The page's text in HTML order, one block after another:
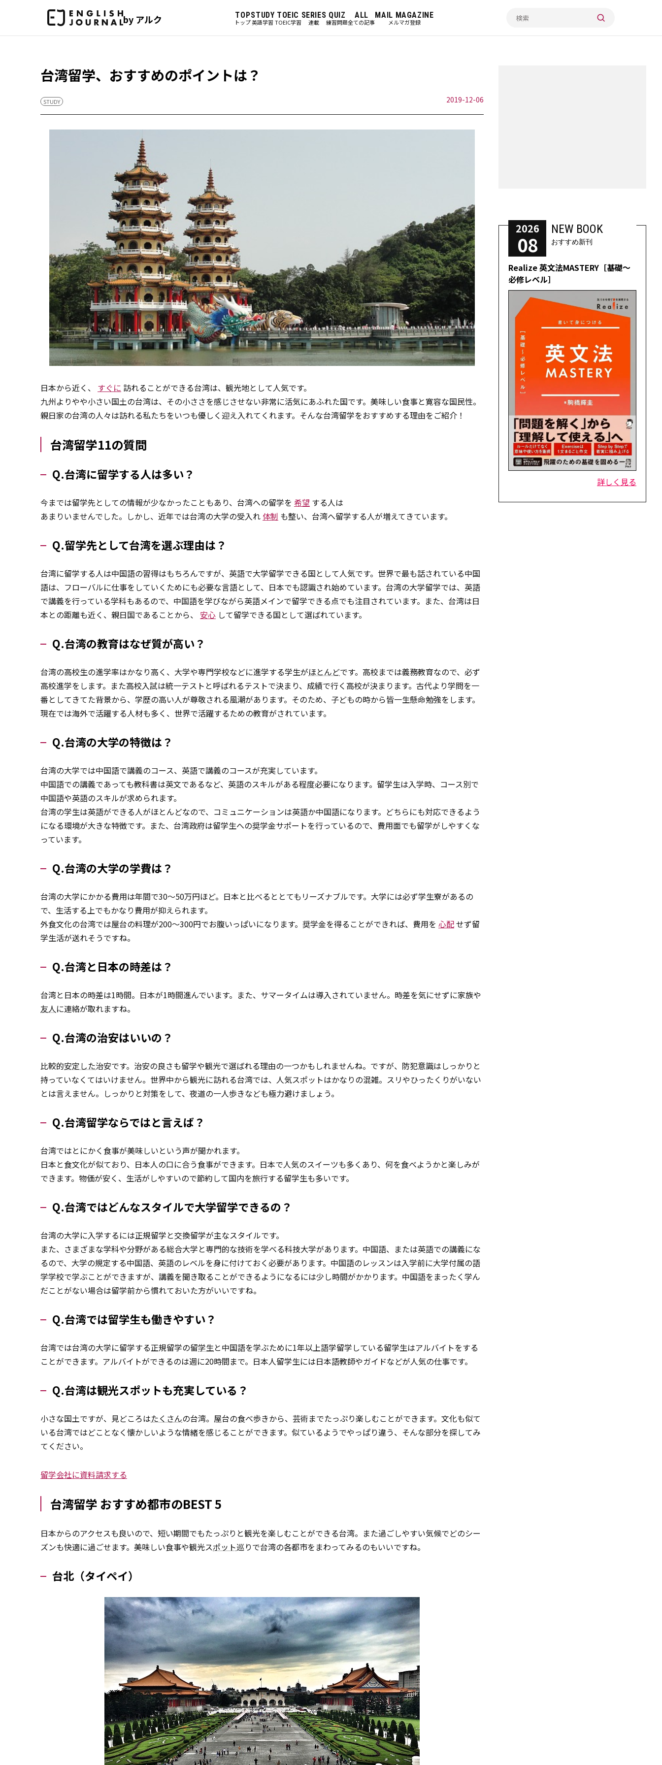
by アルク TOP
トップ
STUDY
英語学習
TOEIC
TOEIC学習
SERIES
連載
QUIZ
練習問題
ALL
全ての記事
MAIL MAGAZINE
メルマガ登録
台湾留学、おすすめのポイントは？
STUDY 2019-12-06
日本から近く、 すぐに 訪れることができる台湾は、観光地として人気です。
九州よりやや小さい国土の台湾は、その小ささを感じさせない非常に活気にあふれた国です。美味しい食事と寛容な国民性。
親日家の台湾の人々は訪れる私たちをいつも優しく迎え入れてくれます。そんな台湾留学をおすすめする理由をご紹介！
台湾留学11の質問
Q.台湾に留学する人は多い？
今までは留学先としての情報が少なかったこともあり、台湾への留学を 希望 する人は
あまりいませんでした。しかし、近年では台湾の大学の受入れ 体制 も整い、台湾へ留学する人が増えてきています。
Q.留学先として台湾を選ぶ理由は？
台湾に留学する人は中国語の習得はもちろんですが、英語で大学留学できる国として人気です。世界で最も話されている中国
語は、フローバルに仕事をしていくためにも必要な言語として、日本でも認識され始めています。台湾の大学留学では、英語
で講義を行っている学科もあるので、中国語を学びながら英語メインで留学できる点でも注目されています。また、台湾は日
本との距離も近く、親日国であることから、 安心 して留学できる国として選ばれています。
Q.台湾の教育はなぜ質が高い？
台湾の高校生の進学率はかなり高く、大学や専門学校などに進学する学生がほとんどです。高校までは義務教育なので、必ず
高校進学をします。また高校入試は統一テストと呼ばれるテストで決まり、成績で行く高校が決まります。古代より学問を一
番としてきてた背景から、学歴の高い人が尊敬される風潮があります。そのため、子どもの時から皆一生懸命勉強をします。
現在では海外で活躍する人材も多く、世界で活躍するための教育がされています。
Q.台湾の大学の特徴は？
台湾の大学では中国語で講義のコース、英語で講義のコースが充実しています。
中国語での講義であっても教科書は英文であるなど、英語のスキルがある程度必要になります。留学生は入学時、コース別で
中国語や英語のスキルが求められます。
台湾の学生は英語ができる人がほとんどなので、コミュニケーションは英語か中国語になります。どちらにも対応できるよう
になる環境が大きな特徴です。また、台湾政府は留学生への奨学金サポートを行っているので、費用面でも留学がしやすくな
っています。
Q.台湾の大学の学費は？
台湾の大学にかかる費用は年間で30～50万円ほど。日本と比べるととてもリーズナブルです。大学には必ず学生寮があるの
で、生活する上でもかなり費用が抑えられます。
外食文化の台湾では屋台の料理が200～300円でお腹いっぱいになります。奨学金を得ることができれば、費用を 心配せず留
学生活が送れそうですね。
Q.台湾と日本の時差は？
台湾と日本の時差は1時間。日本が1時間進んでいます。また、サマータイムは導入されていません。時差を気にせずに家族や
友人に連絡が取れますね。
Q.台湾の治安はいいの？
比較的安定した治安です。治安の良さも留学や観光で選ばれる理由の一つかもしれませんね。ですが、防犯意識はしっかりと
持っていなくてはいけません。世界中から観光に訪れる台湾では、人気スポットはかなりの混雑。スリやひったくりがいない
とは言えません。しっかりと対策をして、夜道の一人歩きなども極力避けましょう。
Q.台湾留学ならではと言えば？
台湾ではとにかく食事が美味しいという声が聞かれます。
日本と食文化が似ており、日本人の口に合う食事ができます。日本で人気のスイーツも多くあり、何を食べようかと楽しみが
できます。物価が安く、生活がしやすいので節約して国内を旅行する留学生も多いです。
Q.台湾ではどんなスタイルで大学留学できるの？
台湾の大学に入学するには正規留学と交換留学が主なスタイルです。
また、さまざまな学科や分野がある総合大学と専門的な技術を学べる科技大学があります。中国語、または英語での講義にな
るので、大学の規定する中国語、英語のレベルを身に付けておく必要があります。中国語のレッスンは入学前に大学付属の語
学学校で学ぶことができますが、講義を聞き取ることができるようになるには少し時間がかかります。中国語をまったく学ん
だことがない場合は留学前から慣れておいた方がいいですね。
Q.台湾では留学生も働きやすい？
台湾では台湾の大学に留学する正規留学の留学生と中国語を学ぶために1年以上語学留学している留学生はアルバイトをする
ことができます。アルバイトができるのは週に20時間まで。日本人留学生には日本語教師やガイドなどが人気の仕事です。
Q.台湾は観光スポットも充実している？
小さな国土ですが、見どころはたくさんの台湾。屋台の食べ歩きから、芸術までたっぷり楽しむことができます。文化も似て
いる台湾ではどことなく懐かしいような情緒を感じることができます。似ているようでやっぱり違う、そんな部分を探してみ
てください。
留学会社に資料請求する
台湾留学 おすすめ都市のBEST 5
日本からのアクセスも良いので、短い期間でもたっぷりと観光を楽しむことができる台湾。また過ごしやすい気候でどのシー
ズンも快適に過ごせます。美味しい食事や観光スポット巡りで台湾の各都市をまわってみるのもいいですね。
台北（タイペイ）
2026
08
NEW BOOK
おすすめ新刊
Realize 英文法MASTERY［基礎～
必修レベル］
詳しく見る